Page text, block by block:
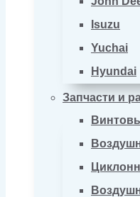
Isuzu
Yuchai
Hyundai
Запчасти и